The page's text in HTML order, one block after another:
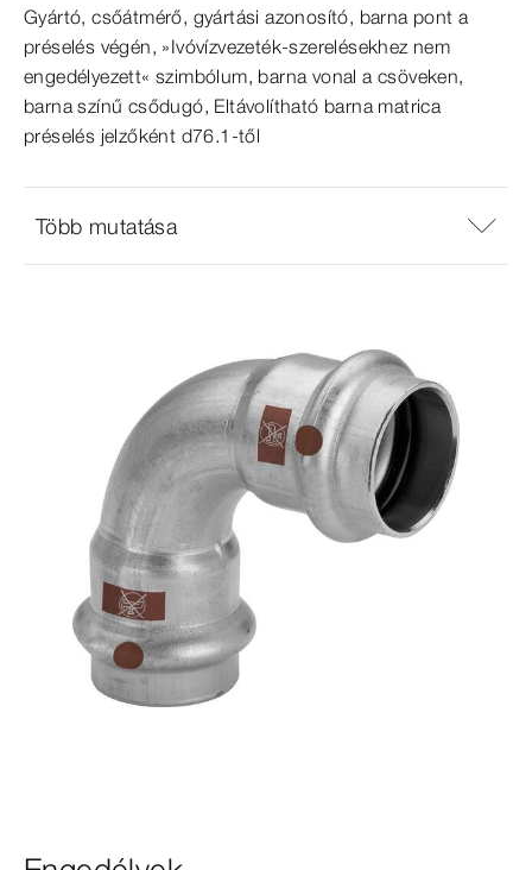
Gyártó, csőátmérő, gyártási azonosító, barna pont a
préselés végén, »Ivóvízvezeték-​szerelésekhez nem
engedélyezett« szimbólum, barna vonal a csöveken,
barna színű csődugó, Eltávolítható barna matrica
préselés jelzőként d76.1-től
Több mutatása